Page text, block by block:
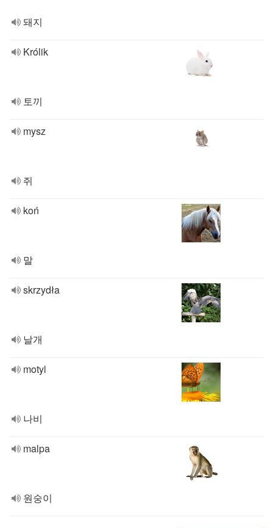
돼지
Królik
토끼
mysz
쥐
koń
말
skrzydła
날개
motyl
나비
malpa
원숭이